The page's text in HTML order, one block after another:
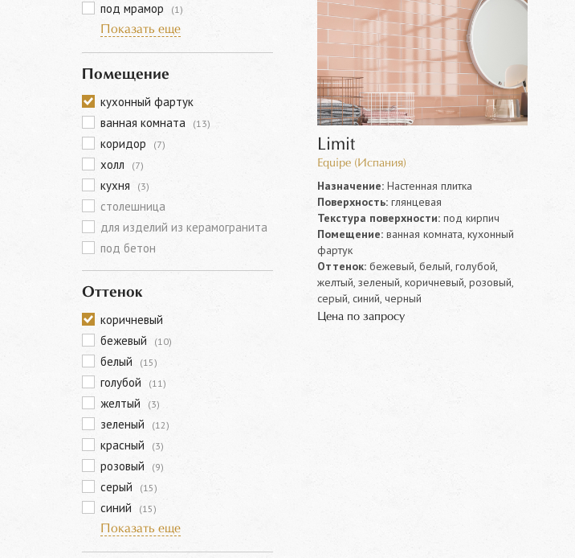
под мрамор
(1)
Показать еще
Помещение
кухонный фартук
ванная комната
(13)
коридор (7)
холл (7)
кухня (3)
столешница
для изделий из керамогранита
под бетон
Оттенок
коричневый
бежевый
(10)
белый (15)
голубой (11)
желтый (3)
зеленый (12)
красный (3)
розовый (9)
серый (15)
синий
(15)
Показать еще
Limit
Equipe (Испания)
Назначение:Настенная плитка
Поверхность:глянцевая
Текстура поверхности:под кирпич
Помещение:ванная комната, кухонный
фартук
Оттенок:бежевый, белый, голубой,
желтый, зеленый, коричневый, розовый,
серый, синий, черный
Цена по запросу